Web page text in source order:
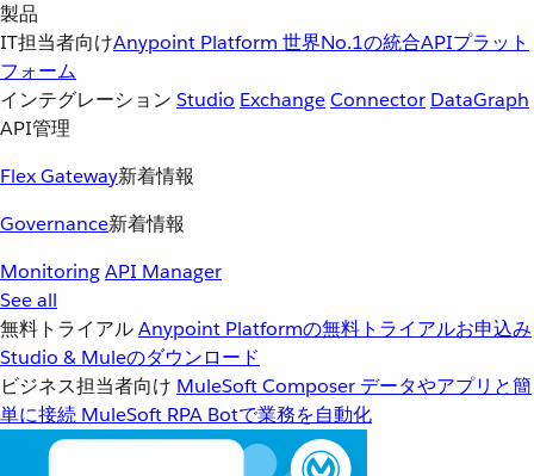
製品
IT担当者向けAnypoint Platform 世界No.1の統合APIプラット
フォーム
インテグレーション Studio ExchangeConnector DataGraph
API管理
Flex Gateway新着情報
Governance新着情報
MonitoringAPI Manager
See all
無料トライアルAnypoint Platformの無料トライアルお申込み
Studio & Muleのダウンロード
ビジネス担当者向け MuleSoft Composer データやアプリと簡
単に接続 MuleSoft RPA Botで業務を自動化